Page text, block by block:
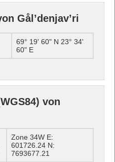
Gål’denjav’ri
69° 19' 60" N 23° 34'
60" E
von
Zone 34W E:
601726.24 N:
7693677.21